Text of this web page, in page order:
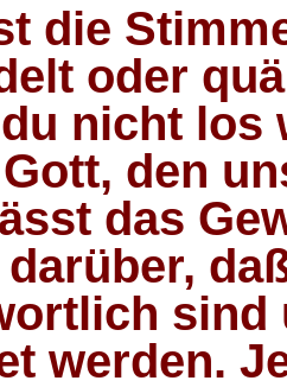
die
oder
nicht los
den
das
sind
werden.